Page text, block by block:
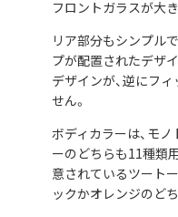
フロントガラスが大
リア部分もシンプル
プが配置されたデザ
デザインが、逆にフ
せん。
ボディカラーは、モ
ーのどちらも11種類
意されているツート
ックかオレンジのど